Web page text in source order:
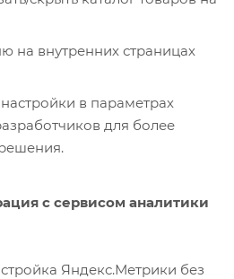
на внутренних страницах
в параметрах
для более
с сервисом аналитики
Яндекс.Метрики без